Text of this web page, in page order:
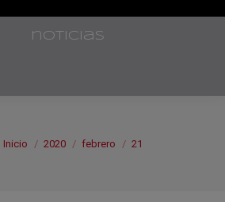
noticias
Estás aquí:
Inicio 2020 febrero 21